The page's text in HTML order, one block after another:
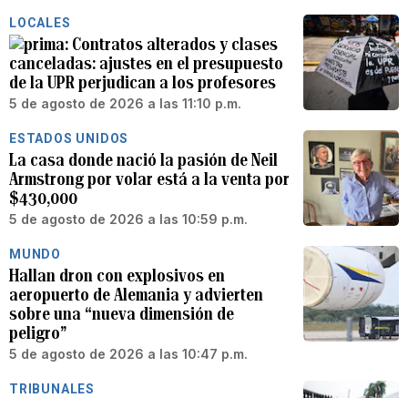
LOCALES
Contratos alterados y clases
canceladas: ajustes en el presupuesto
de la UPR perjudican a los profesores
5 de agosto de 2026 a las 11:10 p.m.
ESTADOS UNIDOS
La casa donde nació la pasión de Neil
Armstrong por volar está a la venta por
$430,000
5 de agosto de 2026 a las 10:59 p.m.
MUNDO
Hallan dron con explosivos en
aeropuerto de Alemania y advierten
sobre una “nueva dimensión de
peligro”
5 de agosto de 2026 a las 10:47 p.m.
TRIBUNALES